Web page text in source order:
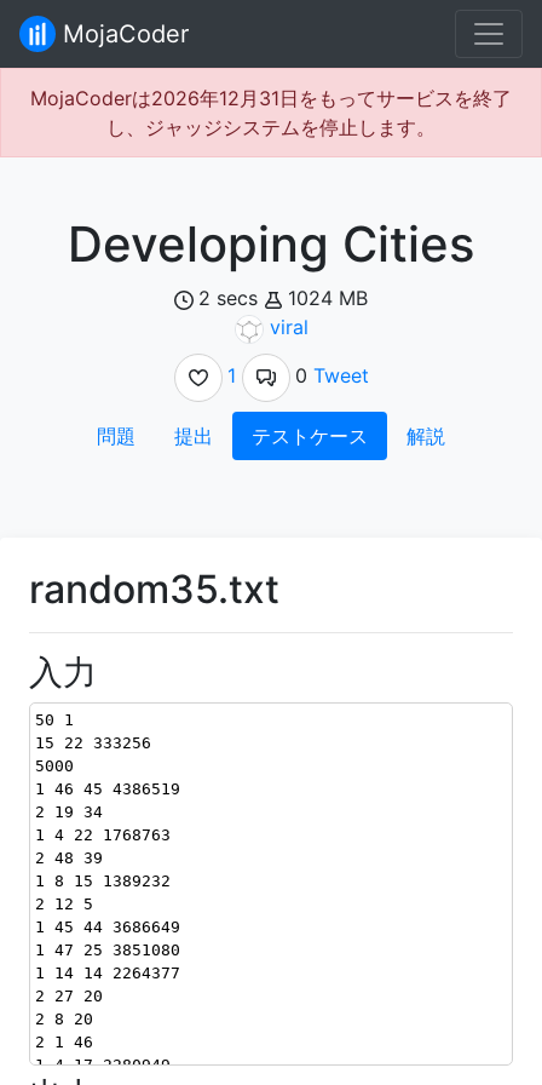
MojaCoder
MojaCoderは2026年12月31日をもってサービスを終了
し、ジャッジシステムを停止します。
Developing Cities
2 secs
1024 MB
viral
1
0 Tweet
問題 提出 テストケース 解説
random35.txt
入力
50 1
15 22 333256
5000
1 46 45 4386519
2 19 34
1 4 22 1768763
2 48 39
1 8 15 1389232
2 12 5
1 45 44 3686649
1 47 25 3851080
1 14 14 2264377
2 27 20
2 8 20
2 1 46
1 4 17 2280949